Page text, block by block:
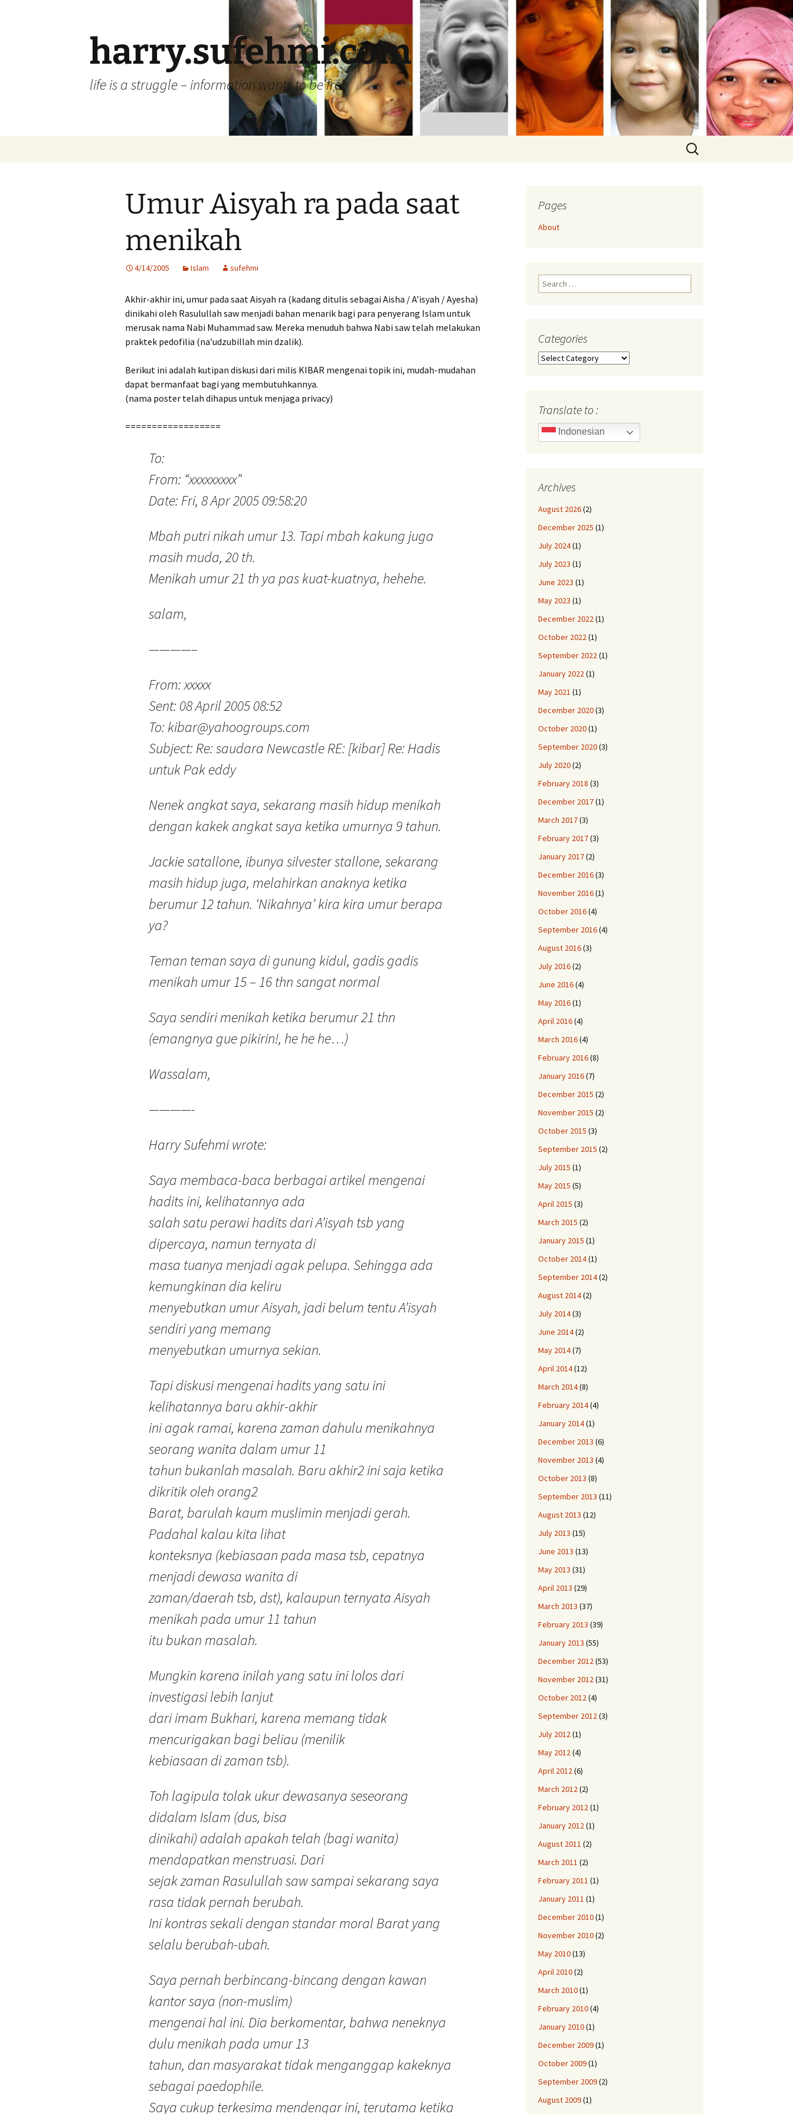
harry.sufehmi.com
life is a struggle – information wants to be free
Search
for:
Umur Aisyah ra pada saat
menikah
4/14/2005 Islam sufehmi
Akhir-akhir ini, umur pada saat Aisyah ra (kadang ditulis sebagai Aisha / A’isyah / Ayesha)
dinikahi oleh Rasulullah saw menjadi bahan menarik bagi para penyerang Islam untuk
merusak nama Nabi Muhammad saw. Mereka menuduh bahwa Nabi saw telah melakukan
praktek pedofilia (na’udzubillah min dzalik).
Berikut ini adalah kutipan diskusi dari milis KIBAR mengenai topik ini, mudah-mudahan
dapat bermanfaat bagi yang membutuhkannya.
(nama poster telah dihapus untuk menjaga privacy)
==================
To:
From: “xxxxxxxxx”
Date: Fri, 8 Apr 2005 09:58:20
Mbah putri nikah umur 13. Tapi mbah kakung juga
masih muda, 20 th.
Menikah umur 21 th ya pas kuat-kuatnya, hehehe.
salam,
————–
From: xxxxx
Sent: 08 April 2005 08:52
To: kibar@yahoogroups.com
Subject: Re: saudara Newcastle RE: [kibar] Re: Hadis
untuk Pak eddy
Nenek angkat saya, sekarang masih hidup menikah
dengan kakek angkat saya ketika umurnya 9 tahun.
Jackie satallone, ibunya silvester stallone, sekarang
masih hidup juga, melahirkan anaknya ketika
berumur 12 tahun. ‘Nikahnya’ kira kira umur berapa
ya?
Teman teman saya di gunung kidul, gadis gadis
menikah umur 15 – 16 thn sangat normal
Saya sendiri menikah ketika berumur 21 thn
(emangnya gue pikirin!, he he he…)
Wassalam,
————-
Harry Sufehmi wrote:
Saya membaca-baca berbagai artikel mengenai
hadits ini, kelihatannya ada
salah satu perawi hadits dari A’isyah tsb yang
dipercaya, namun ternyata di
masa tuanya menjadi agak pelupa. Sehingga ada
kemungkinan dia keliru
menyebutkan umur Aisyah, jadi belum tentu A’isyah
sendiri yang memang
menyebutkan umurnya sekian.
Tapi diskusi mengenai hadits yang satu ini
kelihatannya baru akhir-akhir
ini agak ramai, karena zaman dahulu menikahnya
seorang wanita dalam umur 11
tahun bukanlah masalah. Baru akhir2 ini saja ketika
dikritik oleh orang2
Barat, barulah kaum muslimin menjadi gerah.
Padahal kalau kita lihat
konteksnya (kebiasaan pada masa tsb, cepatnya
menjadi dewasa wanita di
zaman/daerah tsb, dst), kalaupun ternyata Aisyah
menikah pada umur 11 tahun
itu bukan masalah.
Mungkin karena inilah yang satu ini lolos dari
investigasi lebih lanjut
dari imam Bukhari, karena memang tidak
mencurigakan bagi beliau (menilik
kebiasaan di zaman tsb).
Toh lagipula tolak ukur dewasanya seseorang
didalam Islam (dus, bisa
dinikahi) adalah apakah telah (bagi wanita)
mendapatkan menstruasi. Dari
sejak zaman Rasulullah saw sampai sekarang saya
rasa tidak pernah berubah.
Ini kontras sekali dengan standar moral Barat yang
selalu berubah-ubah.
Saya pernah berbincang-bincang dengan kawan
kantor saya (non-muslim)
mengenai hal ini. Dia berkomentar, bahwa neneknya
dulu menikah pada umur 13
tahun, dan masyarakat tidak menganggap kakeknya
sebagai paedophile.
Saya cukup terkesima mendengar ini, terutama ketika
Pages
About
Search
for:
Categories
Categories
Translate to :
Indonesian
Archives
August 2026(2)
December 2025 (1)
July 2024(1)
July 2023 (1)
June 2023 (1)
May 2023 (1)
December 2022(1)
October 2022(1)
September 2022(1)
January 2022(1)
May 2021 (1)
December 2020(3)
October 2020(1)
September 2020(3)
July 2020(2)
February 2018 (3)
December 2017(1)
March 2017(3)
February 2017(3)
January 2017(2)
December 2016(3)
November 2016(1)
October 2016(4)
September 2016(4)
August 2016(3)
July 2016(2)
June 2016(4)
May 2016(1)
April 2016(4)
March 2016(4)
February 2016(8)
January 2016(7)
December 2015 (2)
November 2015 (2)
October 2015 (3)
September 2015 (2)
July 2015 (1)
May 2015 (5)
April 2015 (3)
March 2015 (2)
January 2015 (1)
October 2014(1)
September 2014(2)
August 2014(2)
July 2014(3)
June 2014(2)
May 2014(7)
April 2014(12)
March 2014(8)
February 2014(4)
January 2014(1)
December 2013 (6)
November 2013 (4)
October 2013 (8)
September 2013 (11)
August 2013 (12)
July 2013 (15)
June 2013 (13)
May 2013 (31)
April 2013 (29)
March 2013 (37)
February 2013 (39)
January 2013 (55)
December 2012(53)
November 2012(31)
October 2012(4)
September 2012(3)
July 2012(1)
May 2012(4)
April 2012(6)
March 2012(2)
February 2012(1)
January 2012(1)
August 2011 (2)
March 2011 (2)
February 2011 (1)
January 2011 (1)
December 2010(1)
November 2010(2)
May 2010(13)
April 2010(2)
March 2010(1)
February 2010(4)
January 2010(1)
December 2009(1)
October 2009(1)
September 2009(2)
August 2009(1)